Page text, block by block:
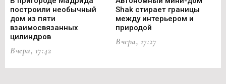
построили необычный
дом из пяти
взаимосвязанных
цилиндров
Вчера, 17:42
Shak стирает границы
между интерьером и
природой
Вчера, 17:27